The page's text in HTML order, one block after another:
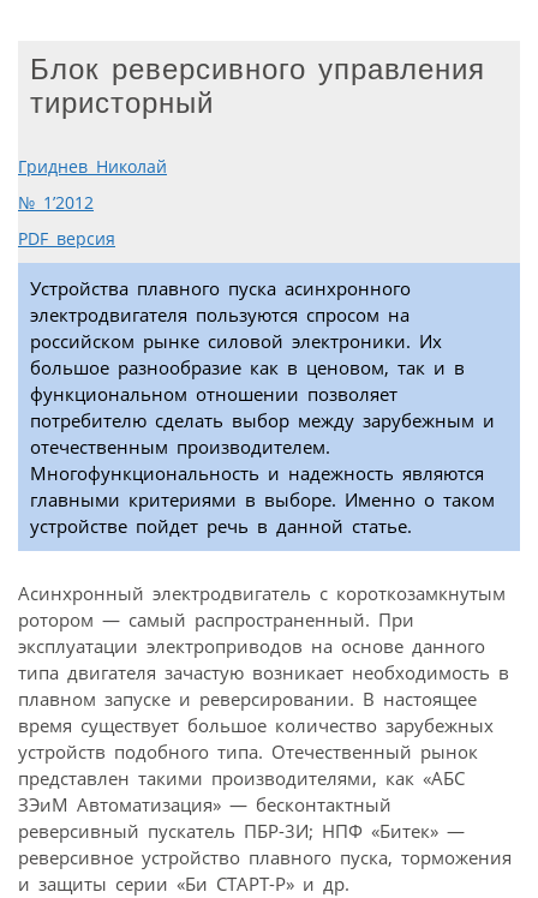
Блок реверсивного управления
тиристорный
Гриднев Николай
№ 1’2012
PDF версия
Устройства плавного пуска асинхронного
электродвигателя пользуются спросом на
российском рынке силовой электроники. Их
большое разнообразие как в ценовом, так и в
функциональном отношении позволяет
потребителю сделать выбор между зарубежным и
отечественным производителем.
Многофункциональность и надежность являются
главными критериями в выборе. Именно о таком
устройстве пойдет речь в данной статье.
Асинхронный электродвигатель с короткозамкнутым
ротором — самый распространенный. При
эксплуатации электроприводов на основе данного
типа двигателя зачастую возникает необходимость в
плавном запуске и реверсировании. В настоящее
время существует большое количество зарубежных
устройств подобного типа. Отечественный рынок
представлен такими производителями, как «АБС
ЗЭиМ Автоматизация» — бесконтактный
реверсивный пускатель ПБР-3И; НПФ «Битек» —
реверсивное устройство плавного пуска, торможения
и защиты серии «Би СТАРТ-Р» и др.